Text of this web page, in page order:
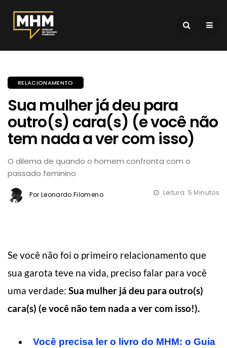
RELACIONAMENTO
Sua mulher já deu para
outro(s) cara(s) (e você não
tem nada a ver com isso)
O dilema de quando o homem confronta com o
passado feminino
Por Leonardo Filomeno Leitura: 5 Minutos
Se você não foi o primeiro relacionamento que
sua garota teve na vida, preciso falar para você
uma verdade: Sua mulher já deu para outro(s)
cara(s) (e você não tem nada a ver com isso!).
Você precisa ler o livro do MHM: o Guia